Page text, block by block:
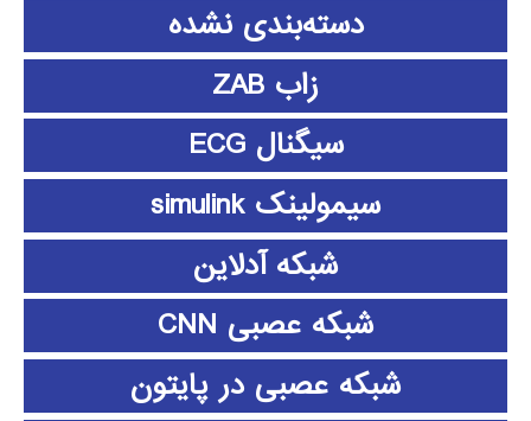
دسته‌بندی نشده
زاب ZAB
سیگنال ECG
سیمولینک simulink
شبکه آدلاین
شبکه عصبی CNN
شبکه عصبی در پایتون